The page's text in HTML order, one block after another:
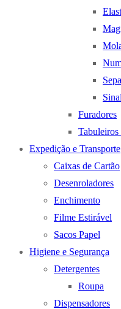
Furadores
Tabuleiros
Expedição e Transporte
Caixas de Cartão
Desenroladores
Enchimento
Filme Estirável
Sacos Papel
Higiene e Segurança
Detergentes
Roupa
Dispensadores